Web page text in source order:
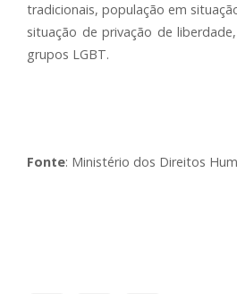
tradicionais, população em
situação de privação de
grupos LGBT.
Fonte: Ministério dos Direitos